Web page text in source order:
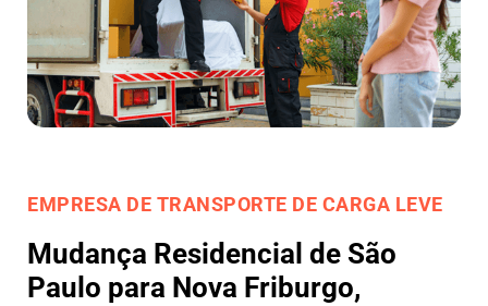
EMPRESA DE TRANSPORTE DE CARGA LEVE
Mudança Residencial de São
Paulo para Nova Friburgo,